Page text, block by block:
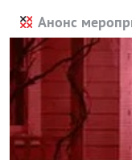
Анонс